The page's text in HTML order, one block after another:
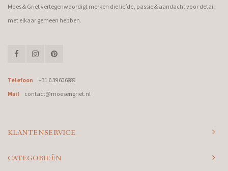
Moes & Griet vertegenwoordigt merken die liefde, passie & aandacht voor detail
met elkaar gemeen hebben.
Telefoon
+31 6 39606889
Mail
contact@moesengriet.nl
KLANTENSERVICE
CATEGORIEËN